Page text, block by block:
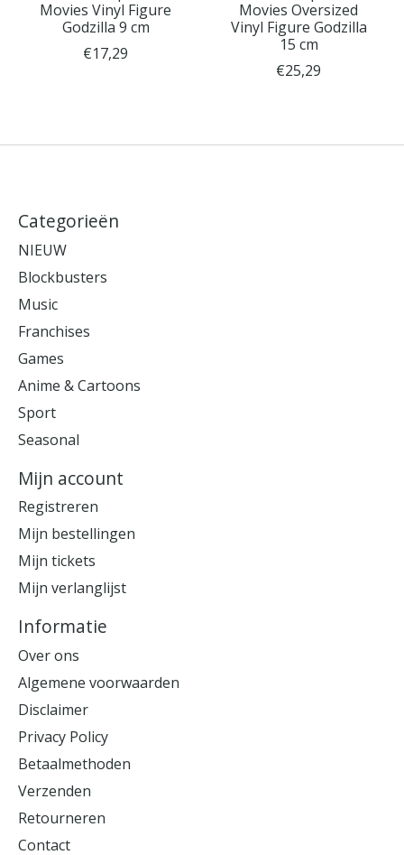
Movies Vinyl Figure
Godzilla 9 cm
€17,29
Movies Oversized
Vinyl Figure Godzilla
15 cm
€25,29
Categorieën
NIEUW
Blockbusters
Music
Franchises
Games
Anime & Cartoons
Sport
Seasonal
Mijn account
Registreren
Mijn bestellingen
Mijn tickets
Mijn verlanglijst
Informatie
Over ons
Algemene voorwaarden
Disclaimer
Privacy Policy
Betaalmethoden
Verzenden
Retourneren
Contact